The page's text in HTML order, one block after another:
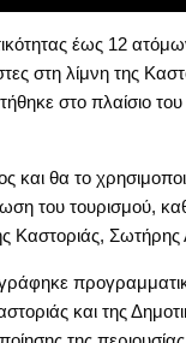
έως 12
στη λίμνη της
στο πλαίσιο
και θα το
του τουρισμού,
Καστοριάς,
και της